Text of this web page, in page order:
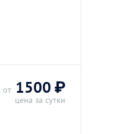
от 1500 ₽
цена за сутки